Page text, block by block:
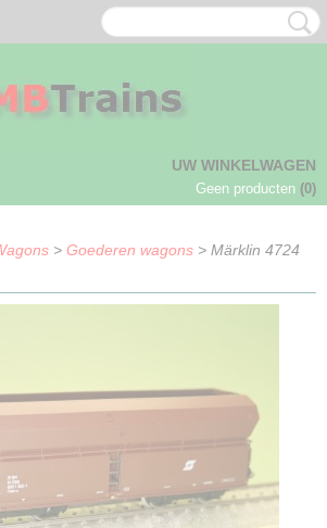
UW WINKELWAGEN
Geen producten (0)
> Goederen wagons > Märklin 4724